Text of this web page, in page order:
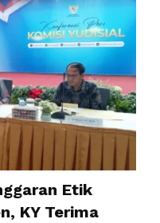
Etik
KY Terima